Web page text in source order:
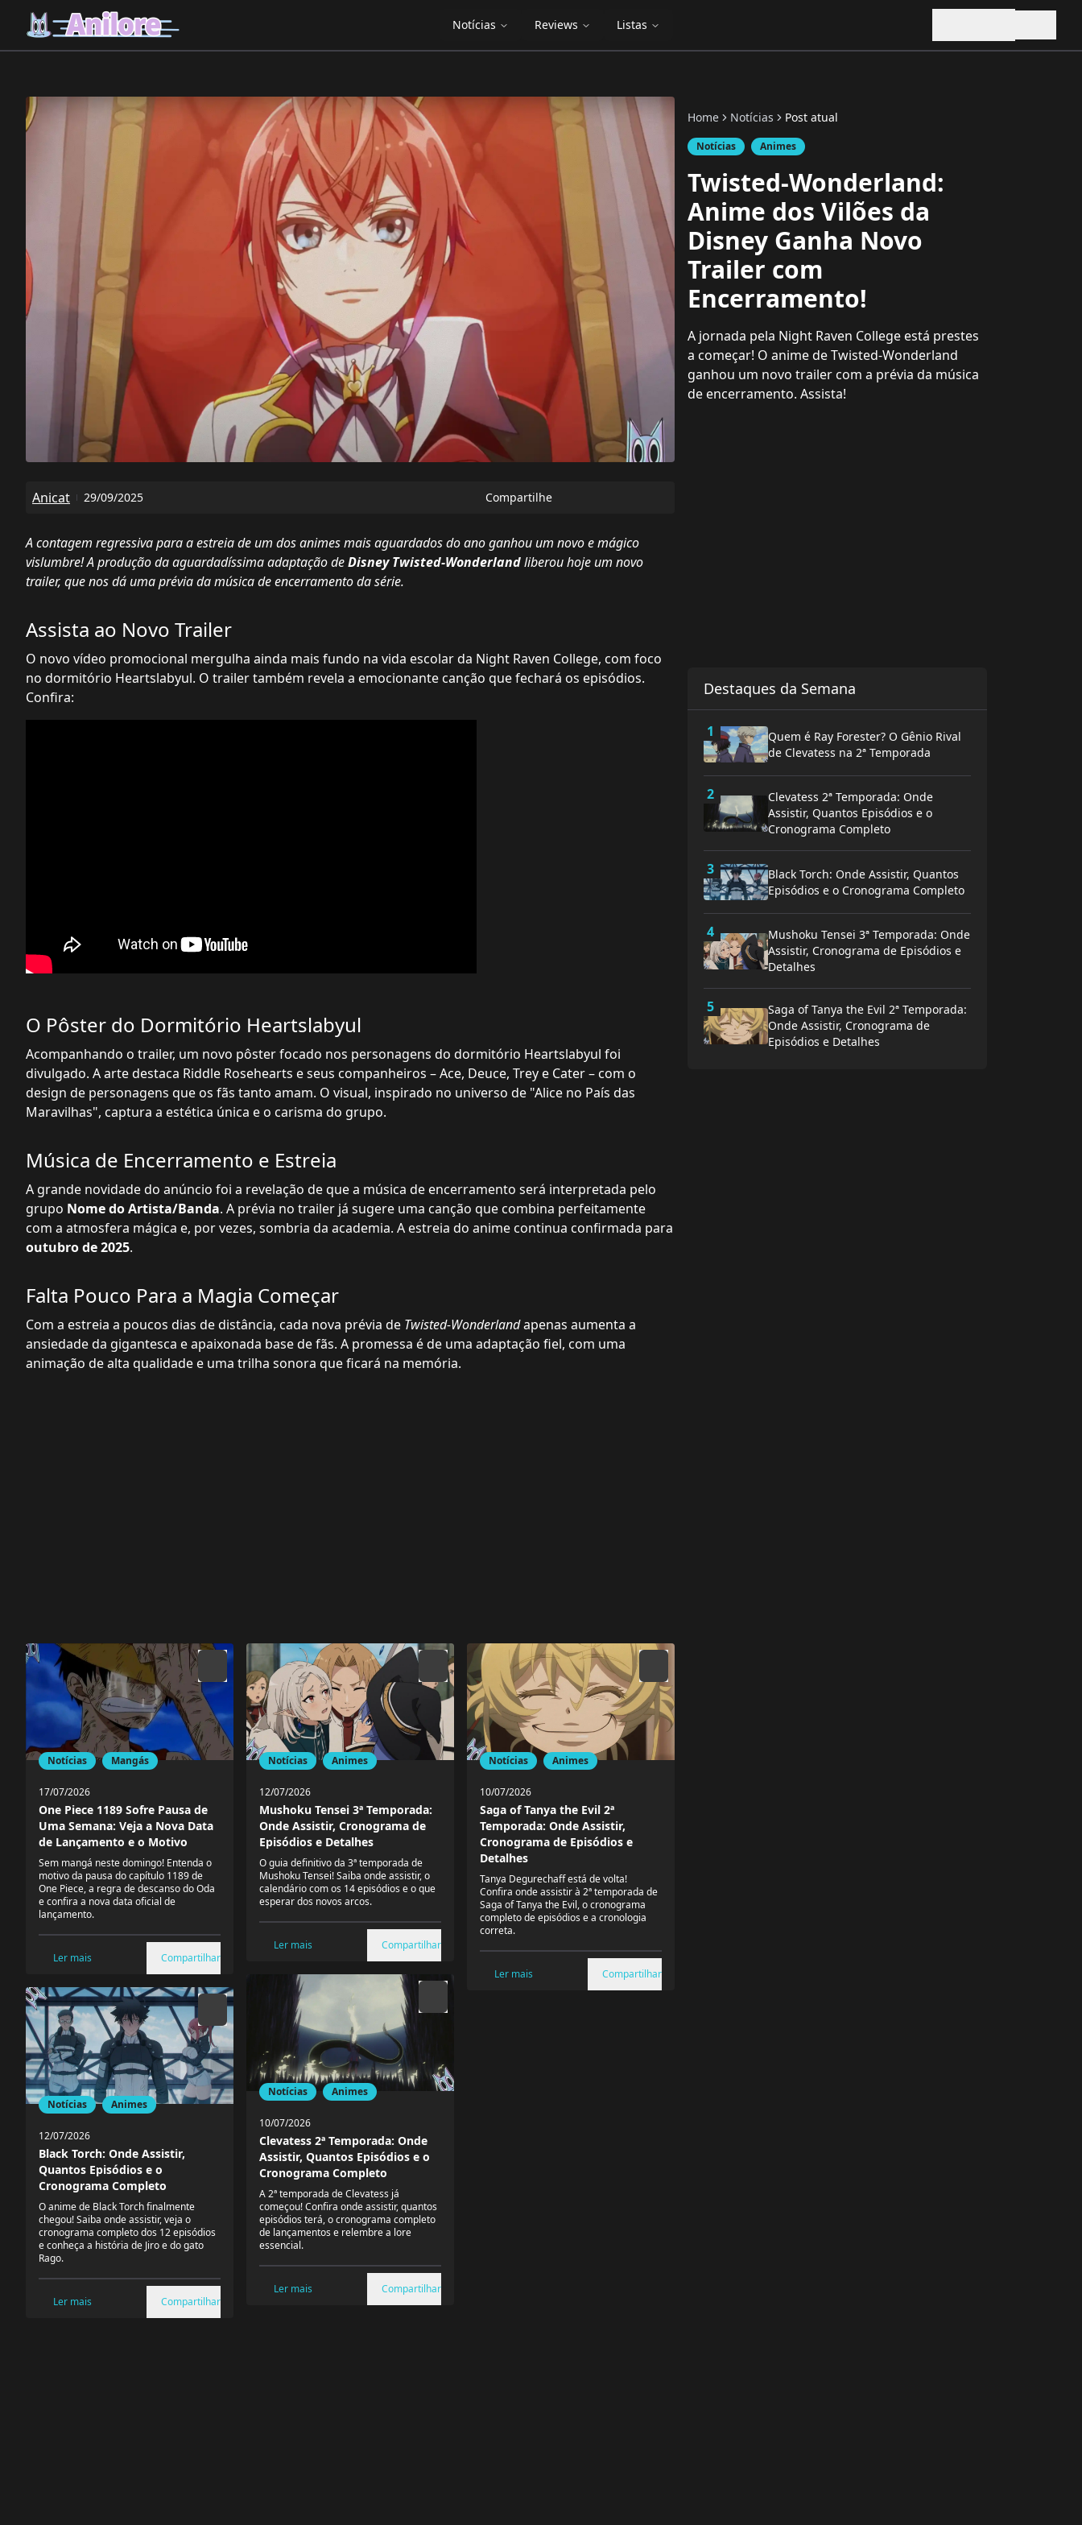
Notícias Reviews Listas
Home Notícias Post atual
Notícias Animes
Twisted-Wonderland:
Anime dos Vilões da
Disney Ganha Novo
Trailer com
Encerramento!
A jornada pela Night Raven College está prestes
a começar! O anime de Twisted-Wonderland
ganhou um novo trailer com a prévia da música
de encerramento. Assista!
Destaques da Semana
1
Quem é Ray Forester? O Gênio Rival
de Clevatess na 2ª Temporada
2
Clevatess 2ª Temporada: Onde
Assistir, Quantos Episódios e o
Cronograma Completo
3
Black Torch: Onde Assistir, Quantos
Episódios e o Cronograma Completo
4
Mushoku Tensei 3ª Temporada: Onde
Assistir, Cronograma de Episódios e
Detalhes
5
Saga of Tanya the Evil 2ª Temporada:
Onde Assistir, Cronograma de
Episódios e Detalhes
Anicat 29/09/2025 Compartilhe
A contagem regressiva para a estreia de um dos animes mais aguardados do ano ganhou um novo e mágico
vislumbre! A produção da aguardadíssima adaptação deDisney Twisted-Wonderlandliberou hoje um novo
trailer, que nos dá uma prévia da música de encerramento da série.
Assista ao Novo Trailer
O novo vídeo promocional mergulha ainda mais fundo na vida escolar da Night Raven College, com foco
no dormitório Heartslabyul. O trailer também revela a emocionante canção que fechará os episódios.
Confira:
O Pôster do Dormitório Heartslabyul
Acompanhando o trailer, um novo pôster focado nos personagens do dormitório Heartslabyul foi
divulgado. A arte destaca Riddle Rosehearts e seus companheiros – Ace, Deuce, Trey e Cater – com o
design de personagens que os fãs tanto amam. O visual, inspirado no universo de "Alice no País das
Maravilhas", captura a estética única e o carisma do grupo.
Música de Encerramento e Estreia
A grande novidade do anúncio foi a revelação de que a música de encerramento será interpretada pelo
grupo Nome do Artista/Banda. A prévia no trailer já sugere uma canção que combina perfeitamente
com a atmosfera mágica e, por vezes, sombria da academia. A estreia do anime continua confirmada para
outubro de 2025.
Falta Pouco Para a Magia Começar
Com a estreia a poucos dias de distância, cada nova prévia de Twisted-Wonderlandapenas aumenta a
ansiedade da gigantesca e apaixonada base de fãs. A promessa é de uma adaptação fiel, com uma
animação de alta qualidade e uma trilha sonora que ficará na memória.
Notícias Mangás
17/07/2026
One Piece 1189 Sofre Pausa de
Uma Semana: Veja a Nova Data
de Lançamento e o Motivo
Sem mangá neste domingo! Entenda o
motivo da pausa do capítulo 1189 de
One Piece, a regra de descanso do Oda
e confira a nova data oficial de
lançamento.
Ler mais Compartilhar
Notícias Animes
12/07/2026
Black Torch: Onde Assistir,
Quantos Episódios e o
Cronograma Completo
O anime de Black Torch finalmente
chegou! Saiba onde assistir, veja o
cronograma completo dos 12 episódios
e conheça a história de Jiro e do gato
Rago.
Ler mais Compartilhar
Notícias Animes
12/07/2026
Mushoku Tensei 3ª Temporada:
Onde Assistir, Cronograma de
Episódios e Detalhes
O guia definitivo da 3ª temporada de
Mushoku Tensei! Saiba onde assistir, o
calendário com os 14 episódios e o que
esperar dos novos arcos.
Ler mais Compartilhar
Notícias Animes
10/07/2026
Clevatess 2ª Temporada: Onde
Assistir, Quantos Episódios e o
Cronograma Completo
A 2ª temporada de Clevatess já
começou! Confira onde assistir, quantos
episódios terá, o cronograma completo
de lançamentos e relembre a lore
essencial.
Ler mais Compartilhar
Notícias Animes
10/07/2026
Saga of Tanya the Evil 2ª
Temporada: Onde Assistir,
Cronograma de Episódios e
Detalhes
Tanya Degurechaff está de volta!
Confira onde assistir à 2ª temporada de
Saga of Tanya the Evil, o cronograma
completo de episódios e a cronologia
correta.
Ler mais Compartilhar